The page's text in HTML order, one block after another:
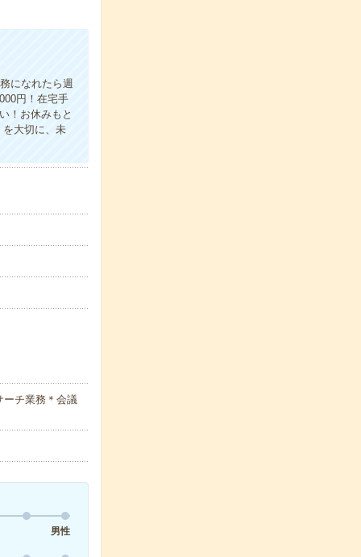
になれたら週
円！在宅手
！お休みもと
を大切に、未
ーチ業務＊会議
男性